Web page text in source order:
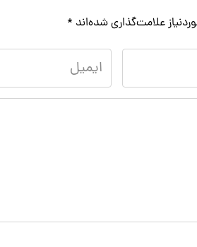
علامت‌گذاری شده‌اند *